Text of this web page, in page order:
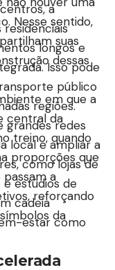
Nesse sentido,
suas
dessas
em que a
central da
treino, quando
proporções que
a
reforçando
da
a
longos e
Isso pode
público
regiões.
grandes redes
local e ampliar a
como lojas de
estúdios de
cadeia
estar como